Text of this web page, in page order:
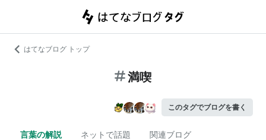
はてなブログ トップ
満喫
このタグでブログを書く
言葉の解説 ネットで話題 関連ブログ